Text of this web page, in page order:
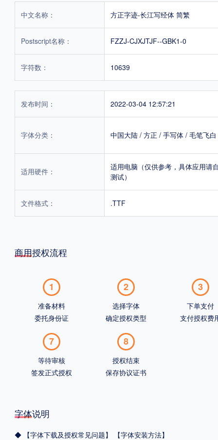
中文名称： 方正字迹-长江写经体 简繁
Postscript名称： FZZJ-CJXJTJF--GBK1-0
字符数： 10639
发布时间： 2022-03-04 12:57:21
字体分类： 中国大陆 / 方正 / 手写体 / 毛笔飞白
适用硬件：
适用电脑（仅供参考，具体应用请
测试）
文件格式： .TTF
商用授权流程
1
准备材料
委托身份证
2
选择字体
确定授权类型
3
下单支付
支付授权费
7
等待审核
签发正式授权
8
授权结束
保存协议证书
字体说明
◆ 【字体下载及授权常见问题】
【字体安装方法】